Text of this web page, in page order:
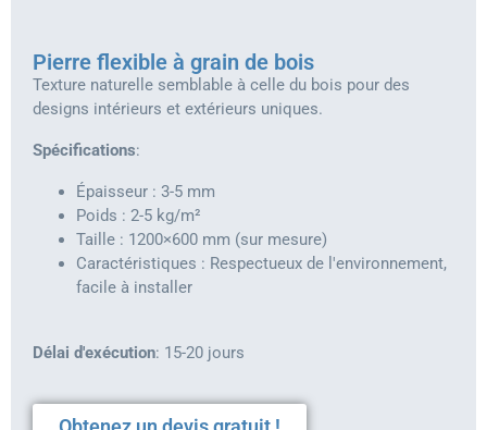
Pierre flexible à grain de bois
Texture naturelle semblable à celle du bois pour des
designs intérieurs et extérieurs uniques.
Spécifications:
Épaisseur : 3-5 mm
Poids : 2-5 kg/m²
Taille : 1200×600 mm (sur mesure)
Caractéristiques : Respectueux de l'environnement,
facile à installer
Délai d'exécution: 15-20 jours